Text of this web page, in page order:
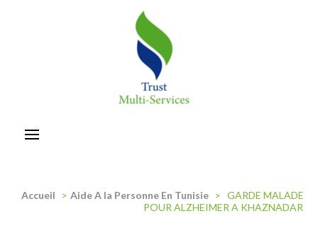
Accueil > Aide A la Personne En Tunisie > GARDE MALADE
POUR ALZHEIMER A KHAZNADAR